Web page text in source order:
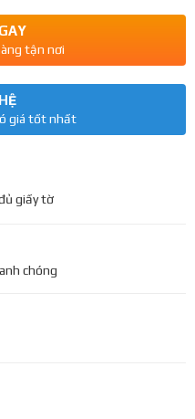
tận nơi
giá tốt nhất
giấy tờ
chóng